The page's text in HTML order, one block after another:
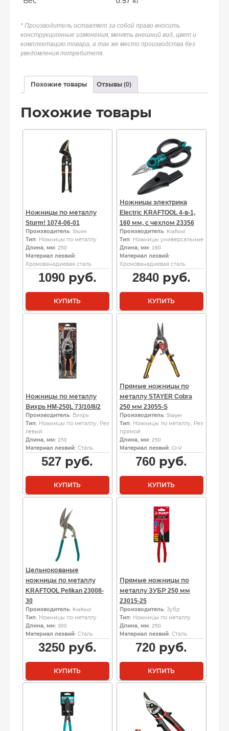
* Производитель оставляет за собой право вносить
конструкционные изменения, менять внешний вид, цвет и
комплектацию товара, а так же место производства без
уведомления потребителя.
Похожие товары Отзывы (0)
Похожие товары
Ножницы по металлу
Sturm! 1074-06-01
Производитель: Sturm
Тип: Ножницы по металлу
Длина, мм: 250
Материал лезвий:
Хромованадиевая сталь
1090руб.
КУПИТЬ
Ножницы электрика
Electric KRAFTOOL 4-в-1,
160 мм, с чехлом 23356
Производитель: Kraftool
Тип: Ножницы универсальные
Длина, мм: 160
Материал лезвий:
Хромованадиевая сталь
2840руб.
КУПИТЬ
Ножницы по металлу
Вихрь HM-250L 73/10/8/2
Производитель: Вихрь
Тип: Ножницы по металлу, Рез
левый
Длина, мм: 250
Материал лезвий: Сталь
527 руб.
КУПИТЬ
Прямые ножницы по
металлу STAYER Cobra
250 мм 23055-S
Производитель: Stayer
Тип: Ножницы по металлу, Рез
прямой
Длина, мм: 250
Материал лезвий: Cr-V
760 руб.
КУПИТЬ
Цельнокованые
ножницы по металлу
KRAFTOOL Pelikan 23008-
30
Производитель: Kraftool
Тип: Ножницы по металлу
Длина, мм: 300
Материал лезвий: Сталь
3250руб.
КУПИТЬ
Прямые ножницы по
металлу ЗУБР 250 мм
23015-25
Производитель: Зубр
Тип: Ножницы по металлу
Длина, мм: 250
Материал лезвий: Сталь
720 руб.
КУПИТЬ